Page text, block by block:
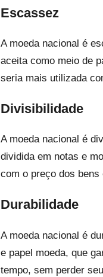
Escassez
A moeda nacional é
aceita como meio de
seria mais utilizada
Divisibilidade
A moeda nacional é
dividida em notas e
com o preço dos
Durabilidade
A moeda nacional é
e papel moeda, que
tempo, sem perder